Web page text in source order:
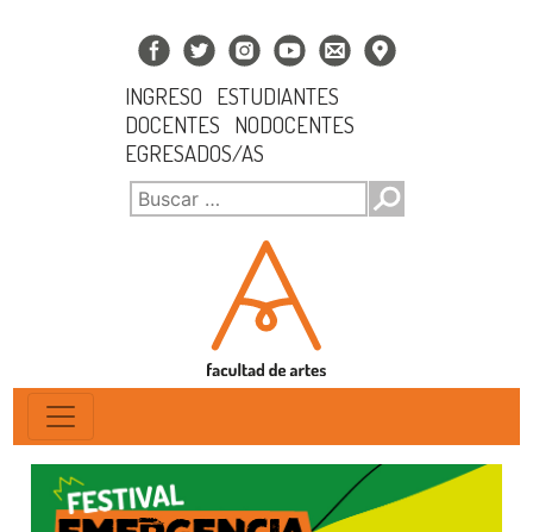
INGRESO
ESTUDIANTES
DOCENTES
NODOCENTES
EGRESADOS/AS